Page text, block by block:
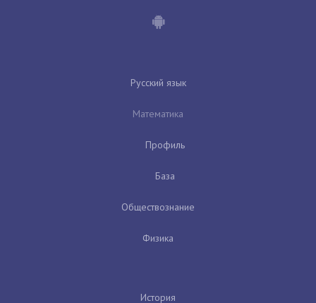
Русский язык
Математика
Профиль
База
Обществознание
Физика
История